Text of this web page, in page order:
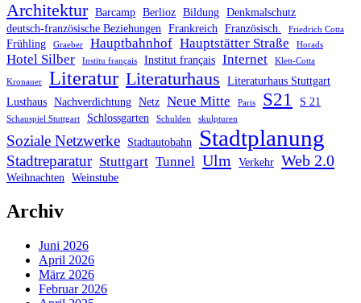
Architektur Barcamp Berlioz Bildung Denkmalschutz
deutsch-französische Beziehungen
Frankreich Französisch. Friedrich Cotta
Frühling Graeber Hauptbahnhof Hauptstätter Straße Horads
Hotel Silber Institu français Institut français Internet Klett-Cotta
Kronauer Literatur Literaturhaus
Literaturhaus Stuttgart
Lusthaus Nachverdichtung Netz Neue Mitte Paris S21 S 21
Schauspiel Stuttgart Schlossgarten Schulden skulpturen
Soziale Netzwerke Stadtautobahn Stadtplanung
Stadtreparatur Stuttgart Tunnel Ulm Verkehr Web 2.0
Weihnachten Weinstube
Archiv
Juni 2026
April 2026
März 2026
Februar 2026